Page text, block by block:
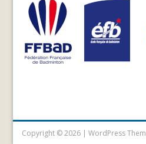
Copyright © 2026 | WordPress